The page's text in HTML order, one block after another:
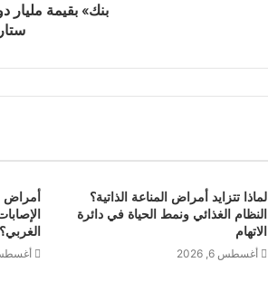
بنك» بقيمة مليار
لماذا تتزايد أمراض المناعة الذاتية؟
النظام الغذائي ونمط الحياة في دائرة
الاتهام
أغسطس 6, 2026
أمراض
الغربي؟
أغسطس 5,